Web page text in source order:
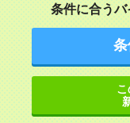
条件に合うバ